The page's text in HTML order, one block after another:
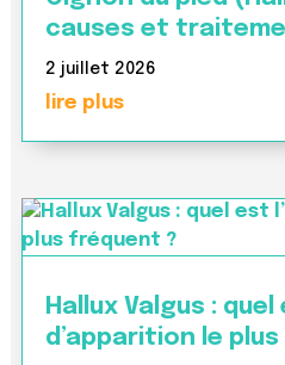
causes et
2 juillet 2026
lire plus
Hallux Valgus : quel
d’apparition le